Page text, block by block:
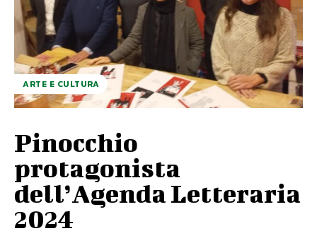
ARTE E CULTURA
Pinocchio
protagonista
dell’Agenda Letteraria
2024